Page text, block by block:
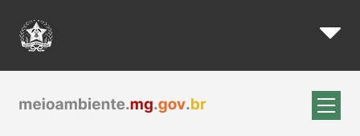
Pular para o Conteúdo principal
Sisema mantem serviços